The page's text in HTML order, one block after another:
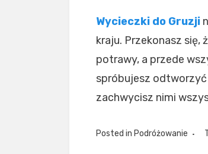
Wycieczki do Gruzji
kraju. Przekonasz
potrawy, a przede
spróbujesz odtworzyć
zachwycisz nimi
Posted in Podróżowanie